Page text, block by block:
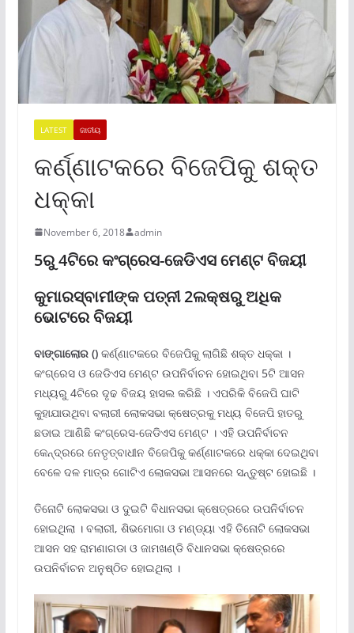
LATEST ଜାତୀୟ
କର୍ଣ୍ଣାଟକରେ ବିଜେପିକୁ ଶକ୍ତ
ଧକ୍କା
November 6, 2018 admin
5ରୁ 4ଟିରେ କଂଗ୍ରେସ-ଜେଡିଏସ ମେଣ୍ଟ ବିଜୟୀ
କୁମାରସ୍ବାମୀଙ୍କ ପତ୍ନୀ 2ଲକ୍ଷରୁ ଅଧିକ
ଭୋଟରେ ବିଜୟୀ
ବାଙ୍ଗାଲୋର ()କର୍ଣ୍ଣାଟକରେ ବିଜେପିକୁ ଲାଗିଛି ଶକ୍ତ ଧକ୍କା ।
କଂଗ୍ରେସ ଓ ଜେଡିଏସ ମେଣ୍ଟ ଉପନିର୍ବାଚନ ହୋଇଥିବା 5ଟି ଆସନ
ମଧ୍ୟରୁ 4ଟିରେ ଦୃଢ ବିଜୟ ହାସଲ କରିଛି । ଏପରିକି ବିଜେପି ଘାଟି
କୁହାଯାଉଥିବା ବଲାରୀ ଲୋକସଭା କ୍ଷେତ୍ରକୁ ମଧ୍ୟ ବିଜେପି ହାତରୁ
ଛଡାଇ ଆଣିଛି କଂଗ୍ରେସ-ଜେଡିଏସ ମେଣ୍ଟ । ଏହି ଉପନିର୍ବାଚନ
କେନ୍ଦ୍ରରେ ନେତୃତ୍ବାଧୀନ ବିଜେପିକୁ କର୍ଣ୍ଣାଟକରେ ଧକ୍କା ଦେଇଥିବା
ବେଳେ ଦଳ ମାତ୍ର ଗୋଟିଏ ଲୋକସଭା ଆସନରେ ସନ୍ତୁଷ୍ଟ ହୋଇଛି ।
ତିନୋଟି ଲୋକସଭା ଓ ଦୁଇଟି ବିଧାନସଭା କ୍ଷେତ୍ରରେ ଉପନିର୍ବାଚନ
ହୋଇଥିଲା । ବଲାରୀ, ଶିଭମୋଗା ଓ ମଣ୍ଡ୍ୟା ଏହି ତିନୋଟି ଲୋକସଭା
ଆସନ ସହ ରାମଣାଗଡା ଓ ଜାମଖଣ୍ଡି ବିଧାନସଭା କ୍ଷେତ୍ରରେ
ଉପନିର୍ବାଚନ ଅନୁଷ୍ଠିତ ହୋଇଥିଲା ।